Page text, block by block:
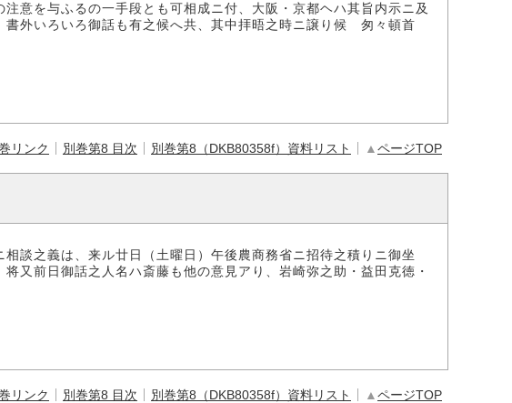
意を与ふるの一手段とも可相成ニ付、大阪・京都ヘハ其旨内示ニ及
外いろいろ御話も有之候へ共、其中拝晤之時ニ譲り候 匆々頓首
リンク 別巻第8 目次 別巻第8（DKB80358f）資料リスト ▲ページTOP
談之義は、来ル廿日（土曜日）午後農商務省ニ招待之積りニ御坐
又前日御話之人名ハ斎藤も他の意見アり、岩崎弥之助・益田克徳・
リンク 別巻第8 目次 別巻第8（DKB80358f）資料リスト ▲ページTOP